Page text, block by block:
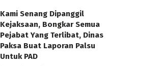
Kami Senang Dipanggil
Kejaksaan, Bongkar Semua
Pejabat Yang Terlibat, Dinas
Paksa Buat Laporan Palsu
Untuk PAD